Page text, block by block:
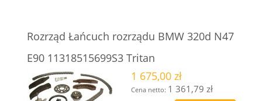
Rozrząd Łańcuch rozrządu BMW 320d N47
E90 11318515699S3 Tritan
1 675,00 zł
Cena netto: 1 361,79 zł